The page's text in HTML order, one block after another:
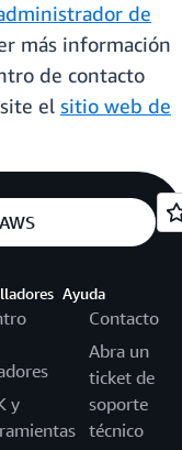
de
más información
de contacto
el sitio web de
y
Ayuda
Contacto
Abra un
ticket de
soporte
técnico